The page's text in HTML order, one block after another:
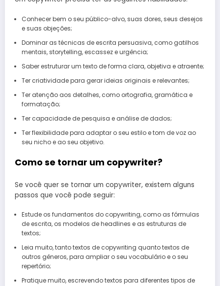
Conhecer bem o seu público-alvo, suas dores, seus desejos
e suas objeções;
Dominar as técnicas de escrita persuasiva, como gatilhos
mentais, storytelling, escassez e urgência;
Saber estruturar um texto de forma clara, objetiva e atraente;
Ter criatividade para gerar ideias originais e relevantes;
Ter atenção aos detalhes, como ortografia, gramática e
formatação;
Ter capacidade de pesquisa e análise de dados;
Ter flexibilidade para adaptar o seu estilo e tom de voz ao
seu nicho e ao seu objetivo.
Como se tornar um copywriter?
Se você quer se tornar um copywriter, existem alguns
passos que você pode seguir:
Estude os fundamentos do copywriting, como as fórmulas
de escrita, os modelos de headlines e as estruturas de
textos;
Leia muito, tanto textos de copywriting quanto textos de
outros gêneros, para ampliar o seu vocabulário e o seu
repertório;
Pratique muito, escrevendo textos para diferentes tipos de